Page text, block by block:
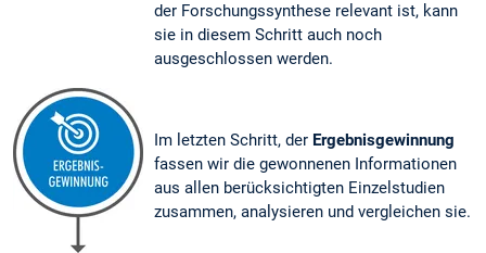
der Forschungssynthese relevant ist, kann
sie in diesem Schritt auch noch
ausgeschlossen werden.
Im letzten Schritt, der Ergebnisgewinnung
fassen wir die gewonnenen Informationen
aus allen berücksichtigten Einzelstudien
zusammen, analysieren und vergleichen sie.